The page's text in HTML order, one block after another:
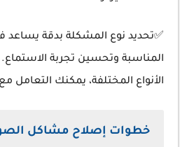
✅تحديد نوع المشكلة بدقة يساعد
المناسبة وتحسين تجربة
الأنواع المختلفة، يمكنك التعامل
خطوات إصلاح مشاكل